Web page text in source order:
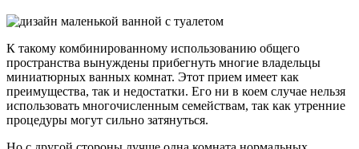
К такому комбинированному использованию общего
пространства вынуждены прибегнуть многие владельцы
миниатюрных ванных комнат. Этот прием имеет как
преимущества, так и недостатки. Его ни в коем случае нельзя
использовать многочисленным семействам, так как утренние
процедуры могут сильно затянуться.